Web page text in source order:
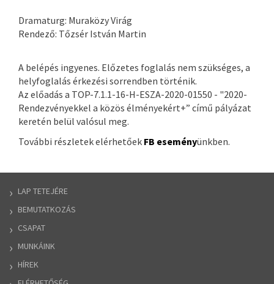
Dramaturg: Muraközy Virág
Rendező: Tőzsér István Martin
A belépés ingyenes. Előzetes foglalás nem szükséges, a
helyfoglalás érkezési sorrendben történik.
Az előadás a TOP-7.1.1-16-H-ESZA-2020-01550 - "2020-
Rendezvényekkel a közös élményekért+” című pályázat
keretén belül valósul meg.
További részletek elérhetőek FB eseményünkben.
LAP TETEJÉRE
BEMUTATKOZÁS
CSAPAT
MUNKÁINK
HÍREK